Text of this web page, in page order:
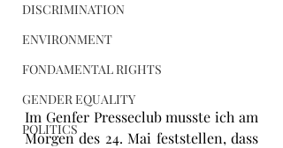
DISCRIMINATION
ENVIRONMENT
FONDAMENTAL RIGHTS
GENDER EQUALITY
POLITICS
Im Genfer Presseclub musste ich am
Morgen des 24. Mai feststellen, dass